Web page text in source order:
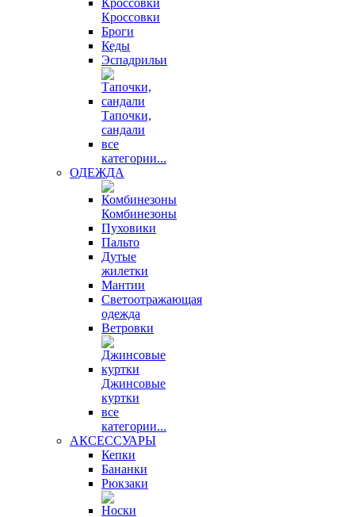
Кроссовки
Броги
Кеды
Эспадрильи
Тапочки,
сандали
все
категории...
ОДЕЖДА
Комбинезоны
Пуховики
Пальто
Дутые
жилетки
Мантии
Светоотражающая
одежда
Ветровки
Джинсовые
куртки
все
категории...
АКСЕССУАРЫ
Кепки
Бананки
Рюкзаки